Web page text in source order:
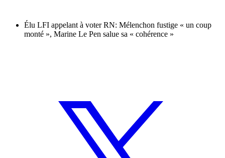
Élu LFI appelant à voter RN: Mélenchon fustige « un coup
monté », Marine Le Pen salue sa « cohérence »